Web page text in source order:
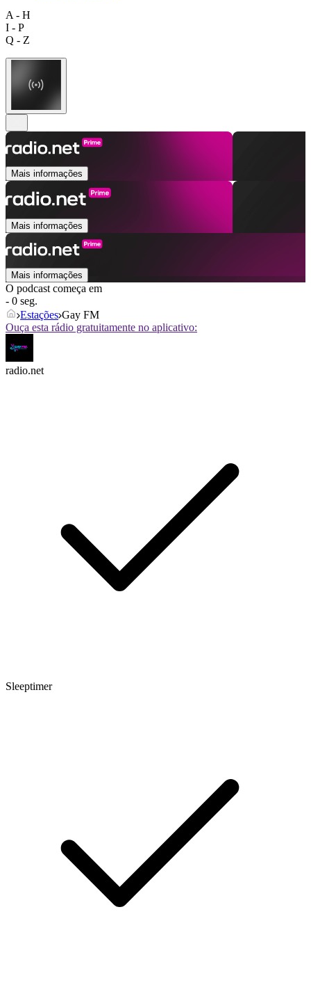
A - H
I - P
Q - Z
Mais informações
Mais informações
Mais informações
O podcast começa em
- 0 seg.
Estações Gay FM
Ouça esta rádio gratuitamente no aplicativo:
radio.net
Sleeptimer